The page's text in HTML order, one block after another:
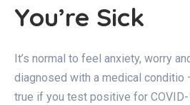
You’re Sick
It’s normal to feel anxiety, worry
diagnosed with a medical conditio
true if you test positive for